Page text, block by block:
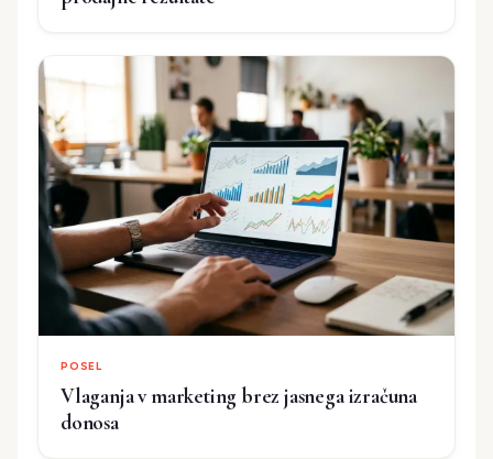
POSEL
Vlaganja v marketing brez jasnega izračuna
donosa